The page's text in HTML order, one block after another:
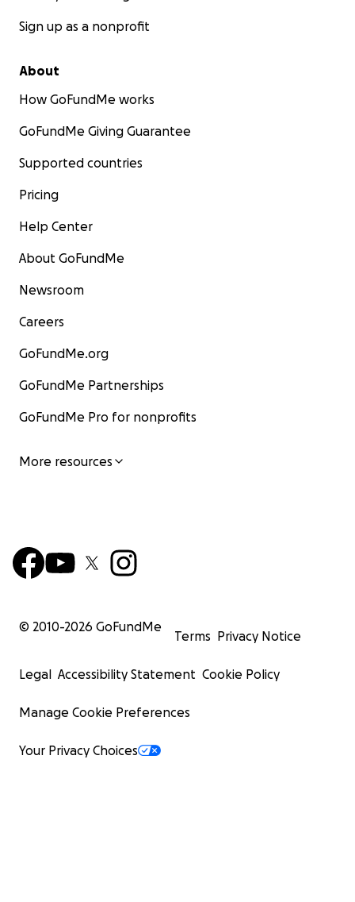
Sign up as a nonprofit
About
How GoFundMe works
GoFundMe Giving Guarantee
Supported countries
Pricing
Help Center
About GoFundMe
Newsroom
Careers
GoFundMe.org
GoFundMe Partnerships
GoFundMe Pro for nonprofits
More resources
© 2010-2026 GoFundMe
Terms Privacy Notice
Legal Accessibility Statement Cookie Policy
Manage Cookie Preferences
Your Privacy Choices